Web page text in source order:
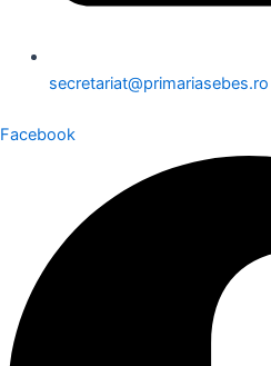
secretariat@primariasebes.ro
Facebook